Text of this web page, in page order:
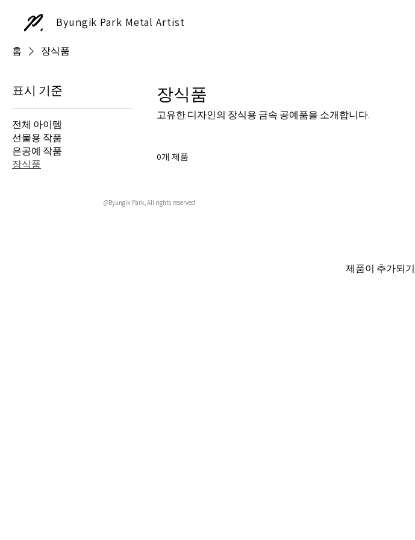
Byungik Park Metal Artist
홈 장식품
표시 기준
전체 아이템
선물용 작품
은공예 작품
장식품
장식품
고유한 디자인의 장식용 금속 공예품을 소개합니다.
0개 제품
제품이 추가되
@Byungik Park, All rights reserved